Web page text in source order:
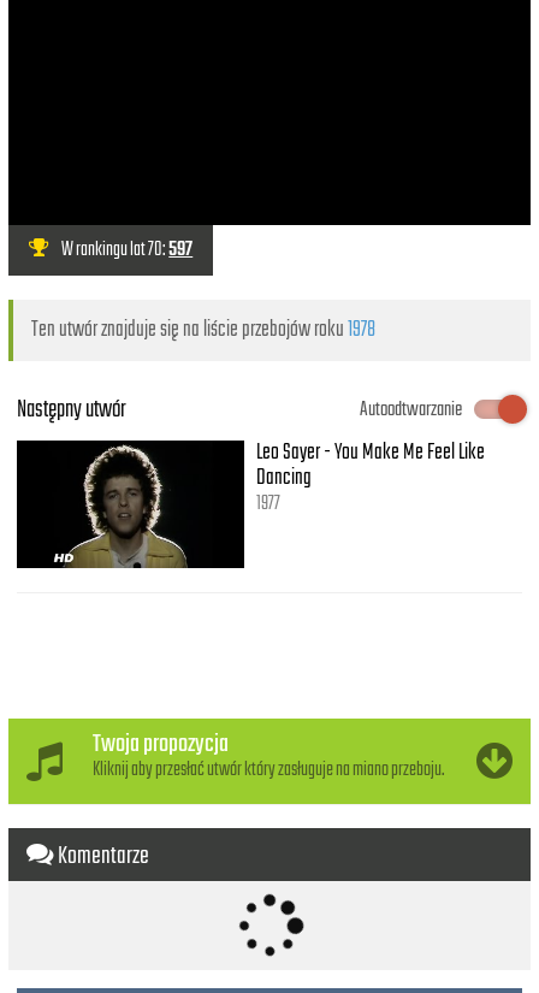
W rankingu lat 70:597
Ten utwór znajduje się na liście przebojów roku1978
Następny utwór
Autoodtwarzanie
Leo Sayer - You Make Me Feel Like
Dancing
1977
Twoja propozycja
Kliknij aby przesłać utwór który zasługuje na miano przeboju.
Komentarze